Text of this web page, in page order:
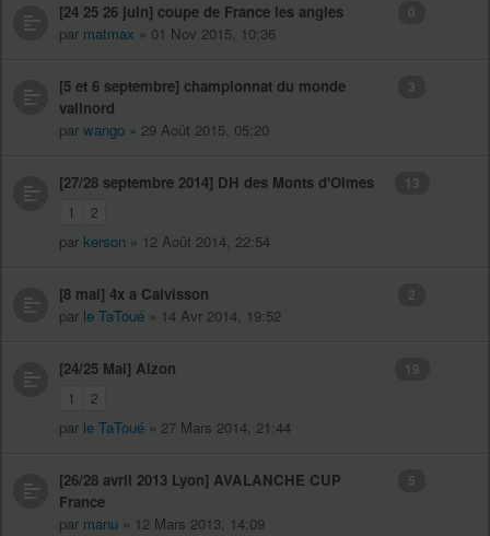
[24 25 26 juin] coupe de France les angles
par matmax » 01 Nov 2015, 10:36
0
[5 et 6 septembre] championnat du monde
vallnord
par wango » 29 Août 2015, 05:20
3
[27/28 septembre 2014] DH des Monts d'Olmes
1 2
par kerson » 12 Août 2014, 22:54
13
[8 mai] 4x a Calvisson
par le TaToué » 14 Avr 2014, 19:52
2
[24/25 Mai] Alzon
1 2
par le TaToué » 27 Mars 2014, 21:44
19
[26/28 avril 2013 Lyon] AVALANCHE CUP
France
par manu » 12 Mars 2013, 14:09
5